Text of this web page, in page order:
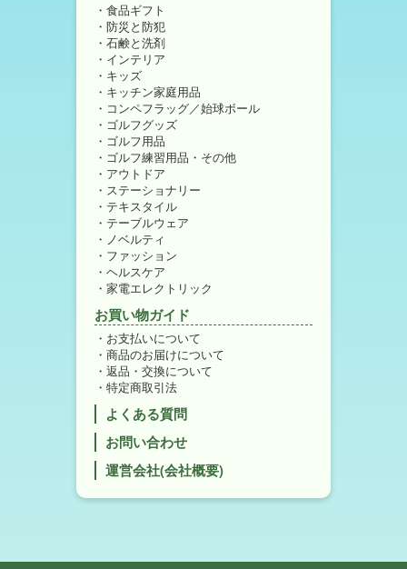
食品ギフト
防災と防犯
石鹸と洗剤
インテリア
キッズ
キッチン家庭用品
コンペフラッグ／始球ボール
ゴルフグッズ
ゴルフ用品
ゴルフ練習用品・その他
アウトドア
ステーショナリー
テキスタイル
テーブルウェア
ノベルティ
ファッション
ヘルスケア
家電エレクトリック
お買い物ガイド
お支払いについて
商品のお届けについて
返品・交換について
特定商取引法
よくある質問
お問い合わせ
運営会社(会社概要)